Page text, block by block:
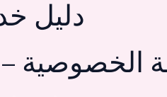
دليل
الخصوصية